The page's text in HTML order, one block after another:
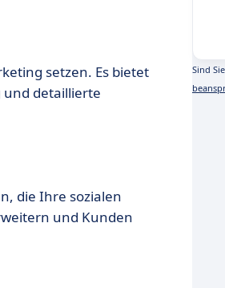
setzen. Es bietet
detaillierte
die Ihre sozialen
und Kunden
Sind